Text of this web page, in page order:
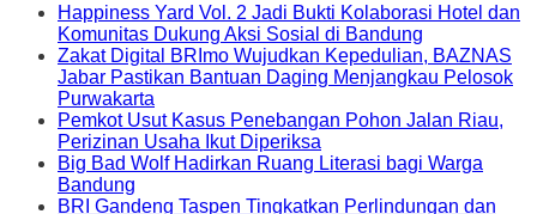
Happiness Yard Vol. 2 Jadi Bukti Kolaborasi Hotel dan
Komunitas Dukung Aksi Sosial di Bandung
Zakat Digital BRImo Wujudkan Kepedulian, BAZNAS
Jabar Pastikan Bantuan Daging Menjangkau Pelosok
Purwakarta
Pemkot Usut Kasus Penebangan Pohon Jalan Riau,
Perizinan Usaha Ikut Diperiksa
Big Bad Wolf Hadirkan Ruang Literasi bagi Warga
Bandung
BRI Gandeng Taspen Tingkatkan Perlindungan dan